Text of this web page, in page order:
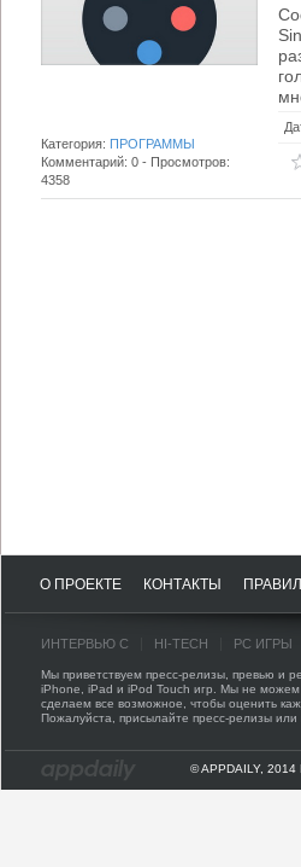
Категория: ПРОГРАММЫ
Комментарий: 0 - Просмотров:
4358
О ПРОЕКТЕ КОНТАКТЫ
ИНТЕРВЬЮ С HI-TECH PC ИГРЫ
Мы приветствуем пресс-релизы, превью и
iPhone, iPad и iPod Touch игр. Мы не
сделаем все возможное, чтобы оценить
Пожалуйста, присылайте пресс-релизы
© APPDAILY,